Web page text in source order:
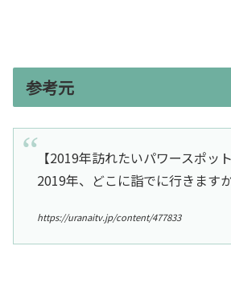
参考元
【2019年訪れたいパワースポッ
2019年、どこに詣でに行きます
https://uranaitv.jp/content/477833